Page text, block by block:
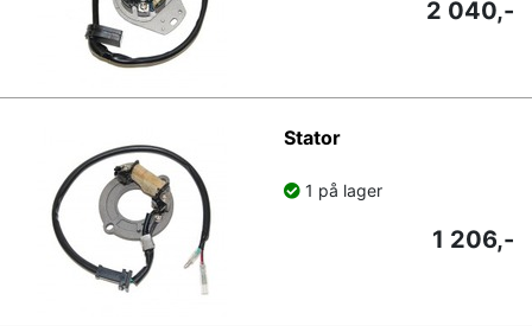
2 040,-
Stator
1 på lager
1 206,-